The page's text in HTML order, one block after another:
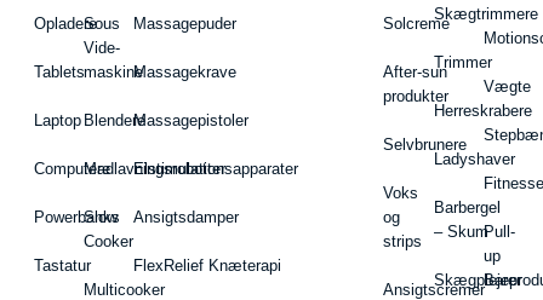
Opladere
Tablets
Laptop
Computere
Powerbanks
Tastatur
Sous
Vide-
maskine
Blendere
Madlavningsrobotter
Slow
Cooker
Multicooker
Massagepuder
Massagekrave
Massagepistoler
Elstimulationsapparater
Ansigtsdamper
FlexRelief Knæterapi
Solcreme
After-sun
produkter
Selvbrunere
Voks
og
strips
Ansigtscremer
Skægtrimmere
Trimmer
Herreskrabere
Ladyshaver
Barbergel
– Skum
Vægte
Pull-
up
Barer